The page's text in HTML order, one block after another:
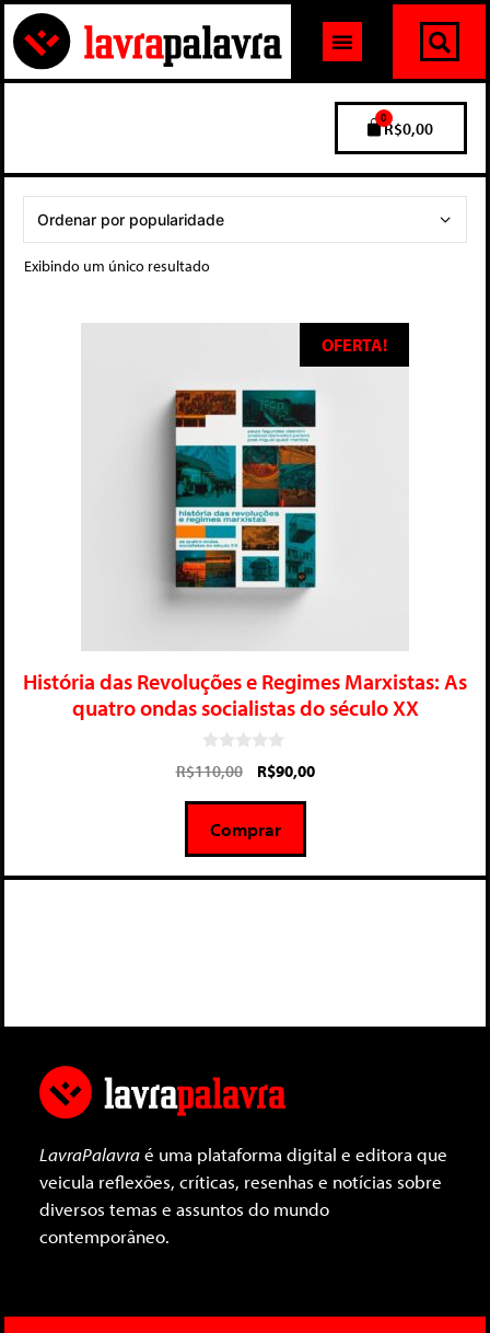
R$0,00
0
Exibindo um único resultado
OFERTA!
História das Revoluções e Regimes Marxistas: As
quatro ondas socialistas do século XX
0
d
5
R$110,00 R$90,00
Comprar
LavraPalavraé uma plataforma digital e editora que
veicula reflexões, críticas, resenhas e notícias sobre
diversos temas e assuntos do mundo
contemporâneo.